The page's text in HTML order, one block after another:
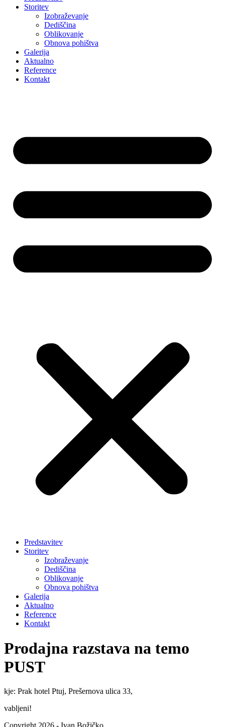
Storitev
Izobraževanje
Dediščina
Oblikovanje
Obnova pohištva
Galerija
Aktualno
Reference
Kontakt
Predstavitev
Storitev
Izobraževanje
Dediščina
Oblikovanje
Obnova pohištva
Galerija
Aktualno
Reference
Kontakt
Prodajna razstava na temo
PUST
kje: Prak hotel Ptuj, Prešernova ulica 33,
vabljeni!
Copyright 2026 - Ivan Božičko